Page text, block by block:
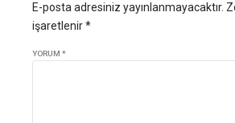
E-posta adresiniz yayınlanmayacaktır.
işaretlenir *
YORUM *